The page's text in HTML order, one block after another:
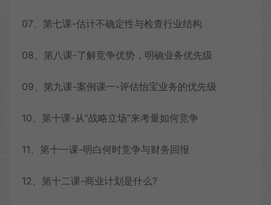
07、第七课-估计不确定性与检查行业结构
08、第八课-了解竞争优势，明确业务优先级
09、第九课-案例课一-评估怡宝业务的优先级
10、第十课-从”战略立场”来考量如何竞争
11、第十一课-明白何时竞争与财务回报
12、第十二课-商业计划是什么?